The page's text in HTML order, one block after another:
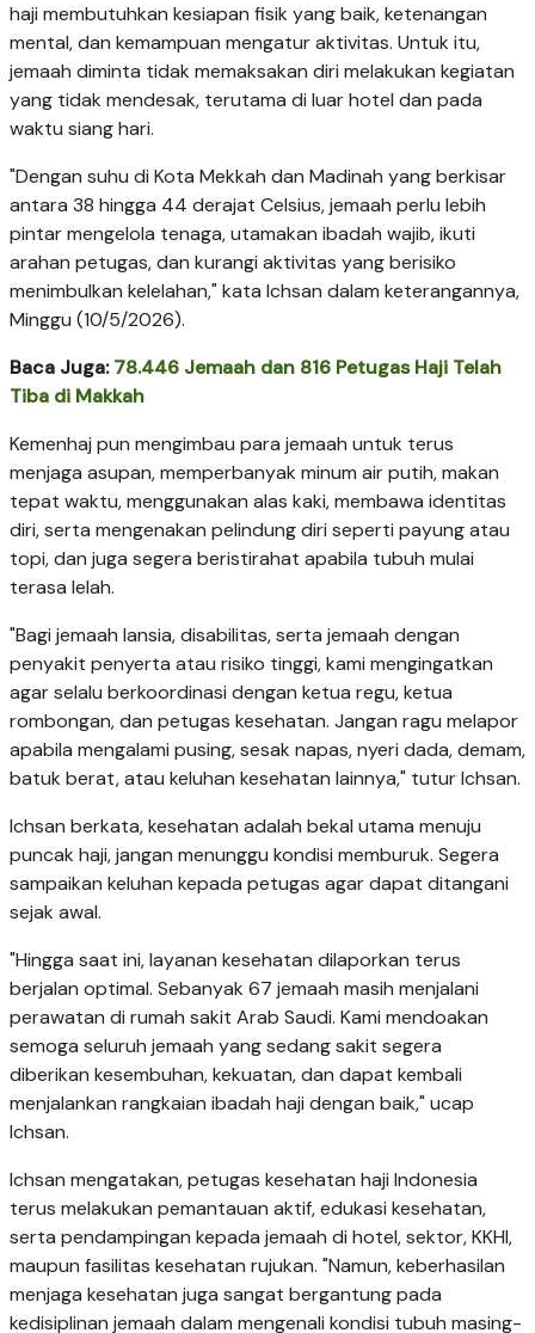
haji membutuhkan kesiapan fisik yang baik, ketenangan
mental, dan kemampuan mengatur aktivitas. Untuk itu,
jemaah diminta tidak memaksakan diri melakukan kegiatan
yang tidak mendesak, terutama di luar hotel dan pada
waktu siang hari.
"Dengan suhu di Kota Mekkah dan Madinah yang berkisar
antara 38 hingga 44 derajat Celsius, jemaah perlu lebih
pintar mengelola tenaga, utamakan ibadah wajib, ikuti
arahan petugas, dan kurangi aktivitas yang berisiko
menimbulkan kelelahan," kata Ichsan dalam keterangannya,
Minggu (10/5/2026).
Baca Juga:78.446 Jemaah dan 816 Petugas Haji Telah
Tiba di Makkah
Kemenhaj pun mengimbau para jemaah untuk terus
menjaga asupan, memperbanyak minum air putih, makan
tepat waktu, menggunakan alas kaki, membawa identitas
diri, serta mengenakan pelindung diri seperti payung atau
topi, dan juga segera beristirahat apabila tubuh mulai
terasa lelah.
"Bagi jemaah lansia, disabilitas, serta jemaah dengan
penyakit penyerta atau risiko tinggi, kami mengingatkan
agar selalu berkoordinasi dengan ketua regu, ketua
rombongan, dan petugas kesehatan. Jangan ragu melapor
apabila mengalami pusing, sesak napas, nyeri dada, demam,
batuk berat, atau keluhan kesehatan lainnya," tutur Ichsan.
Ichsan berkata, kesehatan adalah bekal utama menuju
puncak haji, jangan menunggu kondisi memburuk. Segera
sampaikan keluhan kepada petugas agar dapat ditangani
sejak awal.
"Hingga saat ini, layanan kesehatan dilaporkan terus
berjalan optimal. Sebanyak 67 jemaah masih menjalani
perawatan di rumah sakit Arab Saudi. Kami mendoakan
semoga seluruh jemaah yang sedang sakit segera
diberikan kesembuhan, kekuatan, dan dapat kembali
menjalankan rangkaian ibadah haji dengan baik," ucap
Ichsan.
Ichsan mengatakan, petugas kesehatan haji Indonesia
terus melakukan pemantauan aktif, edukasi kesehatan,
serta pendampingan kepada jemaah di hotel, sektor, KKHI,
maupun fasilitas kesehatan rujukan. "Namun, keberhasilan
menjaga kesehatan juga sangat bergantung pada
kedisiplinan jemaah dalam mengenali kondisi tubuh masing-